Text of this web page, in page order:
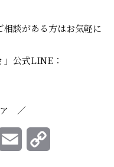
談がある方はお気軽に
公式LINE：
ア ／